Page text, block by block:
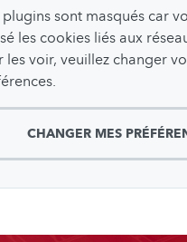
plugins sont masqués car
les cookies liés aux
les voir, veuillez changer
CHANGER MES